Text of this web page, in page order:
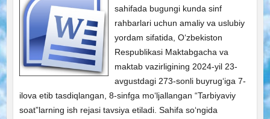
sahifada bugungi kunda sinf
rahbarlari uchun amaliy va uslubiy
yordam sifatida, O‘zbekiston
Respublikasi Maktabgacha va
maktab vazirligining 2024-yil 23-
avgustdagi 273-sonli buyrug‘iga 7-
ilova etib tasdiqlangan, 8-sinfga mo‘ljallangan “Tarbiyaviy
soat”larning ish rejasi tavsiya etiladi. Sahifa so‘ngida